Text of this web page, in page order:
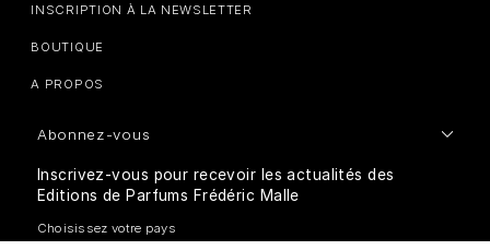
INSCRIPTION À LA NEWSLETTER
BOUTIQUE
A PROPOS
Abonnez-vous
Inscrivez-vous pour recevoir les actualités des
Editions de Parfums Frédéric Malle